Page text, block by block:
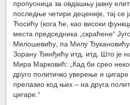
пропусница за овдашњу јавну
последње четири деценије, тај се
Ћосићу (кога ће, као високи
места председника „скраћене“
Милошевићу, па Милу
Зорану Ђинђићу итд. итд. Што је
Мира Марковић: „Кад би срео
друго политичко уверење и
прелазио код њих – на друга
цигаре.“